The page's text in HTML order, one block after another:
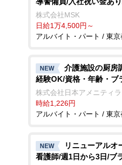
株式会社MSK
日給1万4,500円～
アルバイト・パート / 東京
NEW
介護施設の厨房
経験OK/資格・年齢・ブ
株式会社日本アメニティ
時給1,226円
アルバイト・パート / 東京
NEW
リニューアルオ
看護師/週1日から3日/ブ